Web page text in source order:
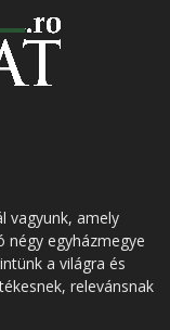
vagyunk, amely
egyházmegye
a világra és
relevánsnak